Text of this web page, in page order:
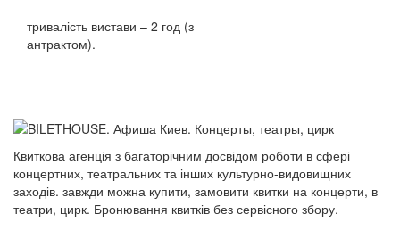
тривалість вистави – 2 год (з
антрактом).
Квиткова агенція з багаторічним досвідом роботи в сфері
концертних, театральних та інших культурно-видовищних
заходів. завжди можна купити, замовити квитки на концерти, в
театри, цирк. Бронювання квитків без сервісного збору.